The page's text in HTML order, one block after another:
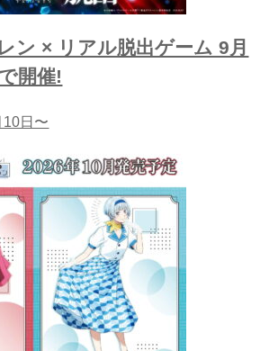
ン × リアル脱出ゲーム 9月
開催!
日〜